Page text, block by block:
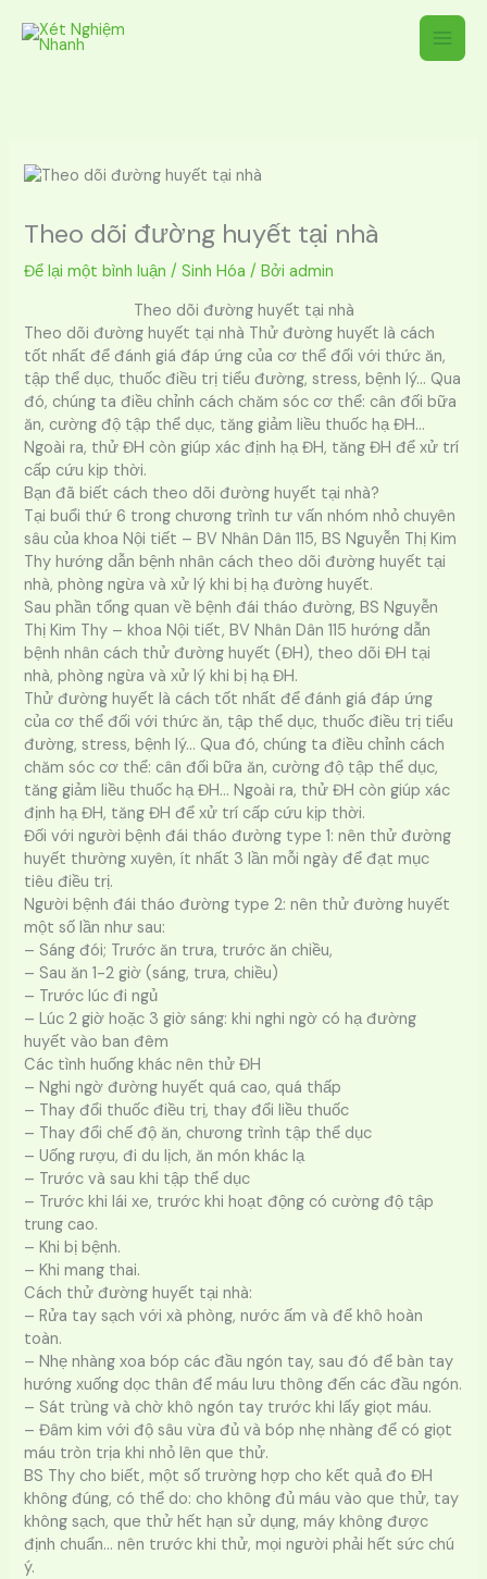
Theo dõi đường huyết tại nhà
Để lại một bình luận /Sinh Hóa / Bởiadmin
Theo dõi đường huyết tại nhà
Theo dõi đường huyết tại nhà Thử đường huyết là cách
tốt nhất để đánh giá đáp ứng của cơ thể đối với thức ăn,
tập thể dục, thuốc điều trị tiểu đường, stress, bệnh lý… Qua
đó, chúng ta điều chỉnh cách chăm sóc cơ thể: cân đối bữa
ăn, cường độ tập thể dục, tăng giảm liều thuốc hạ ĐH…
Ngoài ra, thử ĐH còn giúp xác định hạ ĐH, tăng ĐH để xử trí
cấp cứu kịp thời.
Bạn đã biết cách theo dõi đường huyết tại nhà?
Tại buổi thứ 6 trong chương trình tư vấn nhóm nhỏ chuyên
sâu của khoa Nội tiết – BV Nhân Dân 115, BS Nguyễn Thị Kim
Thy hướng dẫn bệnh nhân cách theo dõi đường huyết tại
nhà, phòng ngừa và xử lý khi bị hạ đường huyết.
Sau phần tổng quan về bệnh đái tháo đường, BS Nguyễn
Thị Kim Thy – khoa Nội tiết, BV Nhân Dân 115 hướng dẫn
bệnh nhân cách thử đường huyết (ĐH), theo dõi ĐH tại
nhà, phòng ngừa và xử lý khi bị hạ ĐH.
Thử đường huyết là cách tốt nhất để đánh giá đáp ứng
của cơ thể đối với thức ăn, tập thể dục, thuốc điều trị tiểu
đường, stress, bệnh lý… Qua đó, chúng ta điều chỉnh cách
chăm sóc cơ thể: cân đối bữa ăn, cường độ tập thể dục,
tăng giảm liều thuốc hạ ĐH… Ngoài ra, thử ĐH còn giúp xác
định hạ ĐH, tăng ĐH để xử trí cấp cứu kịp thời.
Đối với người bệnh đái tháo đường type 1: nên thử đường
huyết thường xuyên, ít nhất 3 lần mỗi ngày để đạt mục
tiêu điều trị.
Người bệnh đái tháo đường type 2: nên thử đường huyết
một số lần như sau:
– Sáng đói; Trước ăn trưa, trước ăn chiều,
– Sau ăn 1-2 giờ (sáng, trưa, chiều)
– Trước lúc đi ngủ
– Lúc 2 giờ hoặc 3 giờ sáng: khi nghi ngờ có hạ đường
huyết vào ban đêm
Các tình huống khác nên thử ĐH
– Nghi ngờ đường huyết quá cao, quá thấp
– Thay đổi thuốc điều trị, thay đổi liều thuốc
– Thay đổi chế độ ăn, chương trình tập thể dục
– Uống rượu, đi du lịch, ăn món khác lạ
– Trước và sau khi tập thể dục
– Trước khi lái xe, trước khi hoạt động có cường độ tập
trung cao.
– Khi bị bệnh.
– Khi mang thai.
Cách thử đường huyết tại nhà:
– Rửa tay sạch với xà phòng, nước ấm và để khô hoàn
toàn.
– Nhẹ nhàng xoa bóp các đầu ngón tay, sau đó để bàn tay
hướng xuống dọc thân để máu lưu thông đến các đầu ngón.
– Sát trùng và chờ khô ngón tay trước khi lấy giọt máu.
– Đâm kim với độ sâu vừa đủ và bóp nhẹ nhàng để có giọt
máu tròn trịa khi nhỏ lên que thử.
BS Thy cho biết, một số trường hợp cho kết quả đo ĐH
không đúng, có thể do: cho không đủ máu vào que thử, tay
không sạch, que thử hết hạn sử dụng, máy không được
định chuẩn… nên trước khi thử, mọi người phải hết sức chú
ý.